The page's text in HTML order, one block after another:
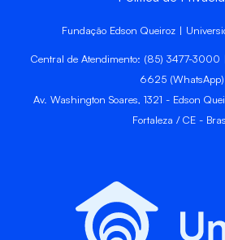
Fundação Edson Queiroz |
Central de Atendimento: (85) 3477-
6625 (WhatsApp)
Av. Washington Soares, 1321 - Edson
Fortaleza / CE -